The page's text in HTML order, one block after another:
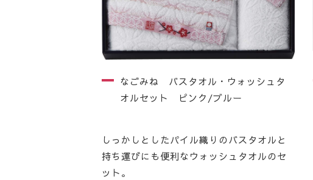
なごみね バスタオル・ウォッシュタ
オルセット ピンク/ブルー
しっかしとしたパイル織りのバスタオルと
持ち運びにも便利なウォッシュタオルのセ
ット。